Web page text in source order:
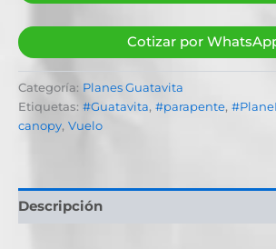
Cotizar por
Categoría: Planes Guatavita
Etiquetas: #Guatavita, #parapente,
canopy, Vuelo
Descripción